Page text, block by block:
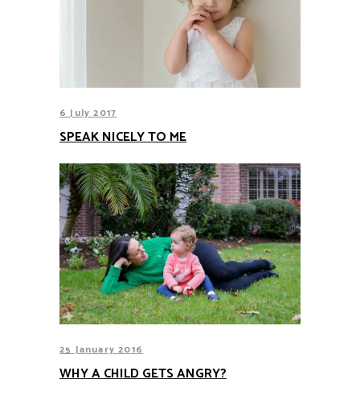
6 July 2017
SPEAK NICELY TO ME
25 January 2016
WHY A CHILD GETS ANGRY?